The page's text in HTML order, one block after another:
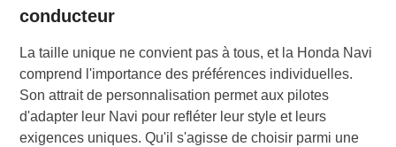
conducteur
La taille unique ne convient pas à tous, et la Honda Navi
comprend l'importance des préférences individuelles.
Son attrait de personnalisation permet aux pilotes
d'adapter leur Navi pour refléter leur style et leurs
exigences uniques. Qu'il s'agisse de choisir parmi une